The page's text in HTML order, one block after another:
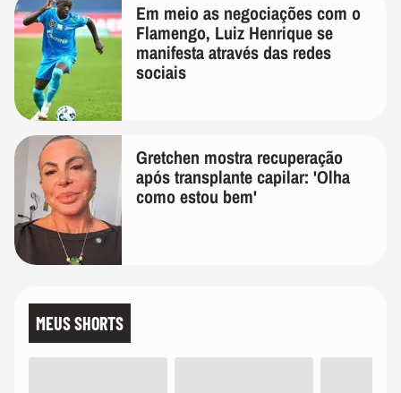
Em meio as negociações com o
Flamengo, Luiz Henrique se
manifesta através das redes
sociais
Gretchen mostra recuperação
após transplante capilar: 'Olha
como estou bem'
MEUS SHORTS